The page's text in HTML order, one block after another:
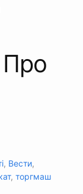
Про
, Вести,
, торгмаш